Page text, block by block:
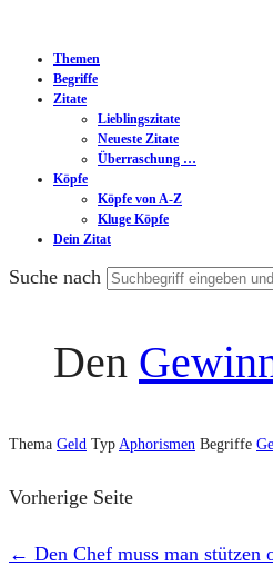
Themen
Begriffe
Zitate
Lieblingszitate
Neueste Zitate
Überraschung …
Köpfe
Köpfe von A-Z
Kluge Köpfe
Dein Zitat
Suche nach
Den
Thema Geld Typ Aphorismen Begriffe
Vorherige Seite
← Den Chef muss man stützen